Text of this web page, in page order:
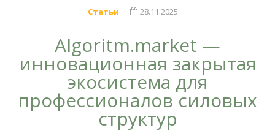
Статьи 28.11.2025
Algoritm.market —
инновационная закрытая
экосистема для
профессионалов силовых
структур